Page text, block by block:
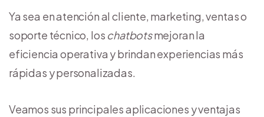
Ya sea en atención al cliente, marketing, ventas o
soporte técnico, los chatbotsmejoran la
eficiencia operativa y brindan experiencias más
rápidas y personalizadas.
Veamos sus principales aplicaciones y ventajas